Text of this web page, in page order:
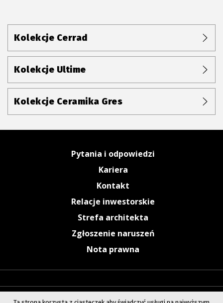
Kolekcje Cerrad
Kolekcje Ultime
Kolekcje Ceramika Gres
Pytania i odpowiedzi
Kariera
Kontakt
Relacje inwestorskie
Strefa architekta
Zgłoszenie naruszeń
Nota prawna